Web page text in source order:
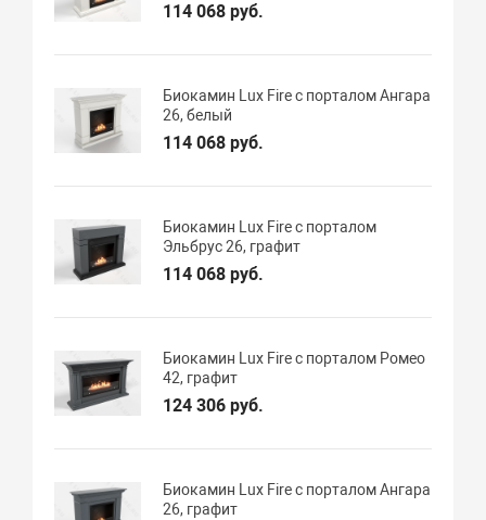
114 068 руб.
Биокамин Lux Fire с порталом Ангара
26, белый
114 068 руб.
Биокамин Lux Fire с порталом
Эльбрус 26, графит
114 068 руб.
Биокамин Lux Fire с порталом Ромео
42, графит
124 306 руб.
Биокамин Lux Fire с порталом Ангара
26, графит